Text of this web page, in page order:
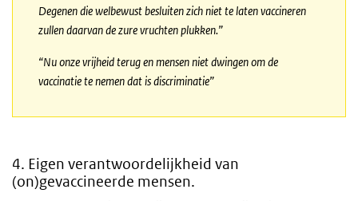
Degenen die welbewust besluiten zich niet te laten vaccineren
zullen daarvan de zure vruchten plukken.”
“Nu onze vrijheid terug en mensen niet dwingen om de
vaccinatie te nemen dat is discriminatie”
4. Eigen verantwoordelijkheid van
(on)gevaccineerde mensen.